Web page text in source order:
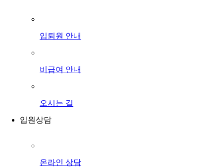
입퇴원 안내
비급여 안내
오시는 길
입원상담
온라인 상담